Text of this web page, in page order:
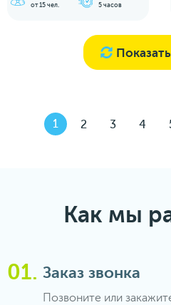
от 15 чел. 5 часов
1 2 3 4
Как мы
Заказ звонка
Позвоните или